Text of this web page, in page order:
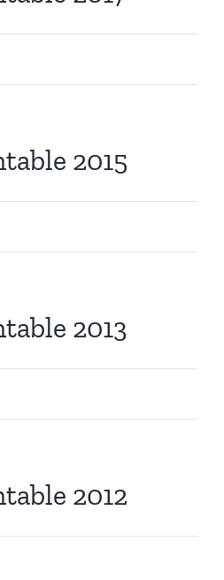
2015
2013
2012